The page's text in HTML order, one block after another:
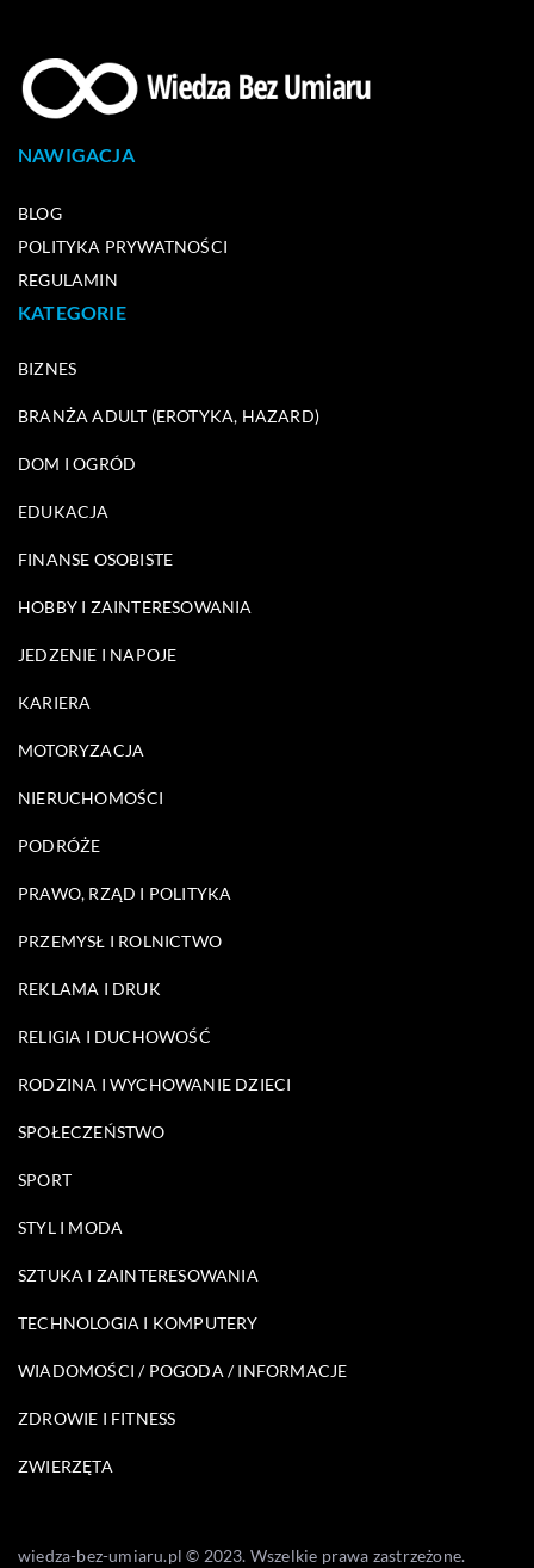
NAWIGACJA
BLOG
POLITYKA PRYWATNOŚCI
REGULAMIN
KATEGORIE
BIZNES
BRANŻA ADULT (EROTYKA, HAZARD)
DOM I OGRÓD
EDUKACJA
FINANSE OSOBISTE
HOBBY I ZAINTERESOWANIA
JEDZENIE I NAPOJE
KARIERA
MOTORYZACJA
NIERUCHOMOŚCI
PODRÓŻE
PRAWO, RZĄD I POLITYKA
PRZEMYSŁ I ROLNICTWO
REKLAMA I DRUK
RELIGIA I DUCHOWOŚĆ
RODZINA I WYCHOWANIE DZIECI
SPOŁECZEŃSTWO
SPORT
STYL I MODA
SZTUKA I ZAINTERESOWANIA
TECHNOLOGIA I KOMPUTERY
WIADOMOŚCI / POGODA / INFORMACJE
ZDROWIE I FITNESS
ZWIERZĘTA
wiedza-bez-umiaru.pl © 2023. Wszelkie prawa zastrzeżone.